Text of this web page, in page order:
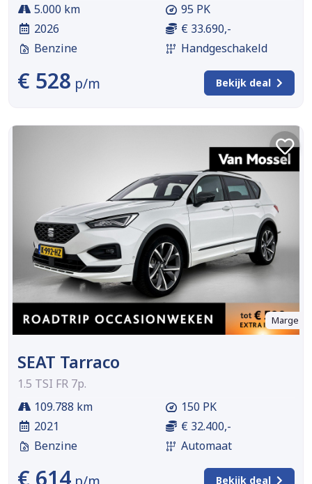
5.000 km
2026
Benzine
95 PK
€ 33.690,-
Handgeschakeld
€ 528 p/m Bekijk deal
Marge
SEAT Tarraco
1.5 TSI FR 7p.
109.788 km
2021
Benzine
150 PK
€ 32.400,-
Automaat
€ 614 Bekijk deal